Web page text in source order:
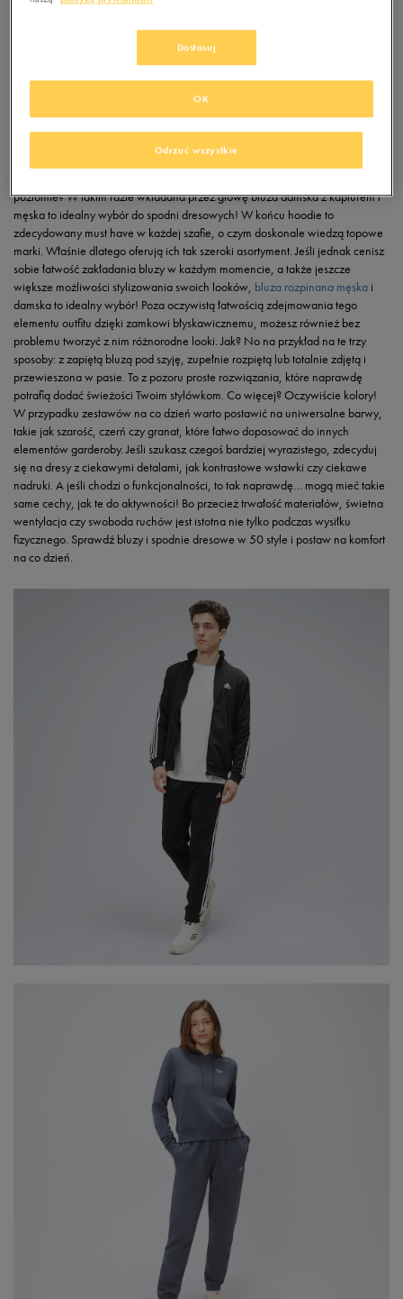
Zestawy dresowe na co dzień –
maksymalny komfort w każdym momencie
No dobra, ale powiedzmy sobie szczerze: nie każdy jest miłośnikiem sportu,
komfort. Jest on tak samo ważny w codziennym życiu! Dlatego wybierając
które zapewnią nie tylko wygodę, ale także świetny wygląd. Wybierając swój
comfy look na co dzień, w pierwszej kolejności zwróć uwagę na fason!
poziomie? W takim razie wkładana przez głowę bluza damska z kapturem i
męska to idealny wybór do spodni dresowych! W końcu hoodie to
zdecydowany must have w każdej szafie, o czym doskonale wiedzą topowe
marki. Właśnie dlatego oferują ich tak szeroki asortyment. Jeśli jednak cenisz
sobie łatwość zakładania bluzy w każdym momencie, a także jeszcze
większe możliwości stylizowania swoich looków, bluza rozpinana męska i
damska to idealny wybór! Poza oczywistą łatwością zdejmowania tego
elementu outfitu dzięki zamkowi błyskawicznemu, możesz również bez
problemu tworzyć z nim różnorodne looki. Jak? No na przykład na te trzy
sposoby: z zapiętą bluzą pod szyję, zupełnie rozpiętą lub totalnie zdjętą i
przewieszona w pasie. To z pozoru proste rozwiązania, które naprawdę
potrafią dodać świeżości Twoim stylówkom. Co więcej? Oczywiście kolory!
W przypadku zestawów na co dzień warto postawić na uniwersalne barwy,
takie jak szarość, czerń czy granat, które łatwo dopasować do innych
elementów garderoby. Jeśli szukasz czegoś bardziej wyrazistego, zdecyduj
się na dresy z ciekawymi detalami, jak kontrastowe wstawki czy ciekawe
nadruki. A jeśli chodzi o funkcjonalności, to tak naprawdę… mogą mieć takie
same cechy, jak te do aktywności! Bo przecież trwałość materiałów, świetna
wentylacja czy swoboda ruchów jest istotna nie tylko podczas wysiłku
fizycznego. Sprawdź bluzy i spodnie dresowe w 50 style i postaw na komfort
na co dzień.
Dostosuj
Odrzuć wszystkie
OK